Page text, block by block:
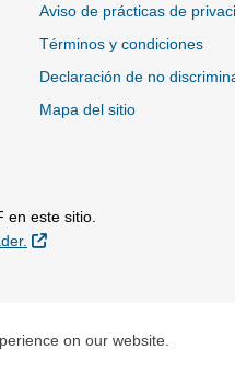
on our website.
Aviso de prácticas de
Términos y condiciones
Declaración de no
Mapa del sitio
en este sitio.
Sitio Externo